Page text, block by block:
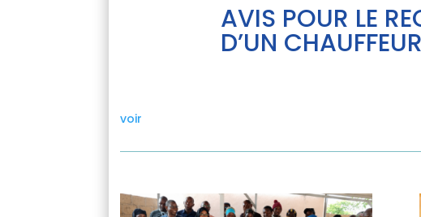
AVIS POUR LE
D’UN CHAUFFEUR
voir